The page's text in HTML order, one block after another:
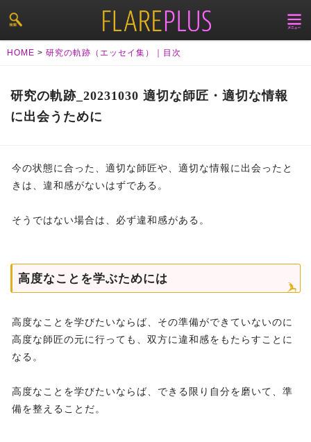
HOME > 研究の軌跡（エッセイ集）｜目次
研究の軌跡_20231030 適切な師匠・適切な情報
に出会うために
今の状態に合った、適切な師匠や、適切な情報に出会ったと
きは、違和感がないはずである。
そうではない場合は、必ず違和感がある。
高度なことを学ぶためには
高度なことを学びたいならば、その準備ができていないのに
高度な師匠の元に行っても、双方に違和感をもたらすことに
なる。
高度なことを学びたいならば、できる限り自分を磨いて、準
備を整えることだ。